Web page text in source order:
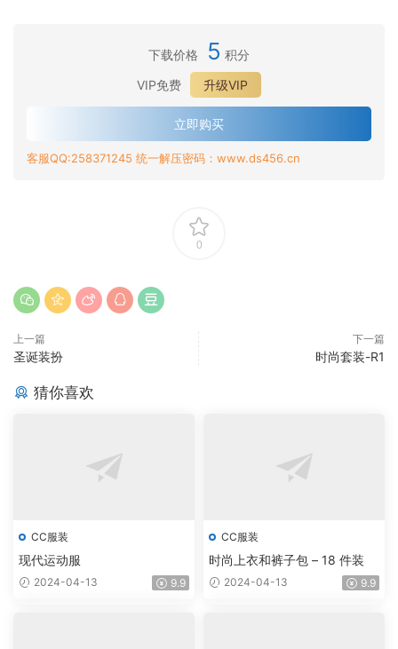
下载价格 5 积分
VIP免费
升级VIP
立即购买
客服QQ:258371245 统一解压密码：www.ds456.cn
0
上一篇
圣诞装扮
下一篇
时尚套装-R1
猜你喜欢
CC服装
现代运动服
2024-04-13 9.9
CC服装
时尚上衣和裤子包 – 18 件装
2024-04-13 9.9